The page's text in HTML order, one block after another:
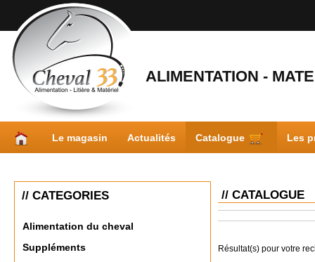
ALIMENTATION -
Le magasin Actualités Catalogue Les
// CATEGORIES
Alimentation du cheval
Suppléments
// CATALOGUE
Résultat(s) pour votre